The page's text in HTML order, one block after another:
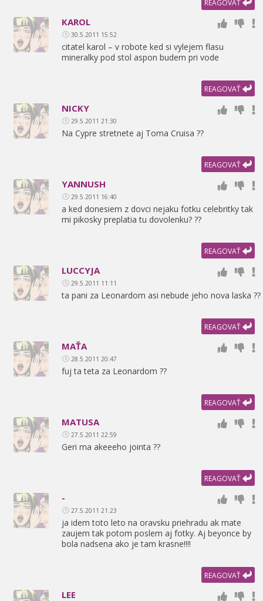
REAGOVAŤ
KAROL
30.5.2011 15:52
citatel karol – v robote ked si vylejem flasu
mineralky pod stol aspon budem pri vode
REAGOVAŤ
NICKY
29.5.2011 21:30
Na Cypre stretnete aj Toma Cruisa ??
REAGOVAŤ
YANNUSH
29.5.2011 16:40
a ked donesiem z dovci nejaku fotku celebritky tak
mi pikosky preplatia tu dovolenku? ??
REAGOVAŤ
LUCCYJA
29.5.2011 11:11
ta pani za Leonardom asi nebude jeho nova laska ??
REAGOVAŤ
MAŤA
28.5.2011 20:47
fuj ta teta za Leonardom ??
REAGOVAŤ
MATUSA
27.5.2011 22:59
Geri ma akeeeho jointa ??
REAGOVAŤ
-
27.5.2011 21:23
ja idem toto leto na oravsku priehradu ak mate
zaujem tak potom poslem aj fotky. Aj beyonce by
bola nadsena ako je tam krasne!!!!
REAGOVAŤ
LEE